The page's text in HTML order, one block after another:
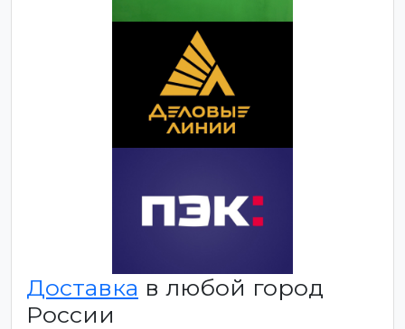
Доставка в любой город
России